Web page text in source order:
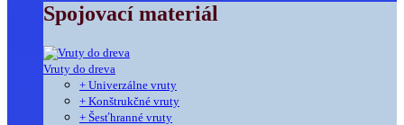
Spojovací materiál
Vruty do dreva
+ Univerzálne vruty
+ Konštrukčné vruty
+ Šesťhranné vruty